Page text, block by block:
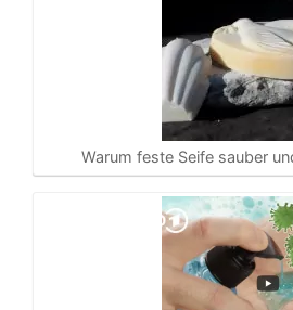
Warum feste Seife sauber